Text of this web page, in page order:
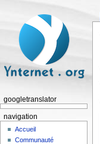
googletranslator
navigation
Accueil
Communauté